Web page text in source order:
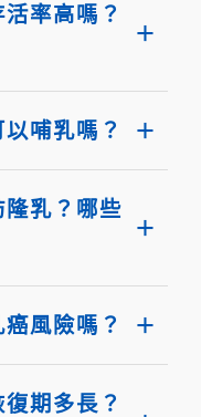
率高嗎？
哺乳嗎？
乳？哪些
風險嗎？
期多長？